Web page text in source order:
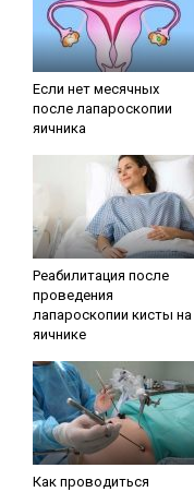
Если нет месячных
после лапароскопии
яичника
Реабилитация после
проведения
лапароскопии кисты на
яичнике
Как проводиться